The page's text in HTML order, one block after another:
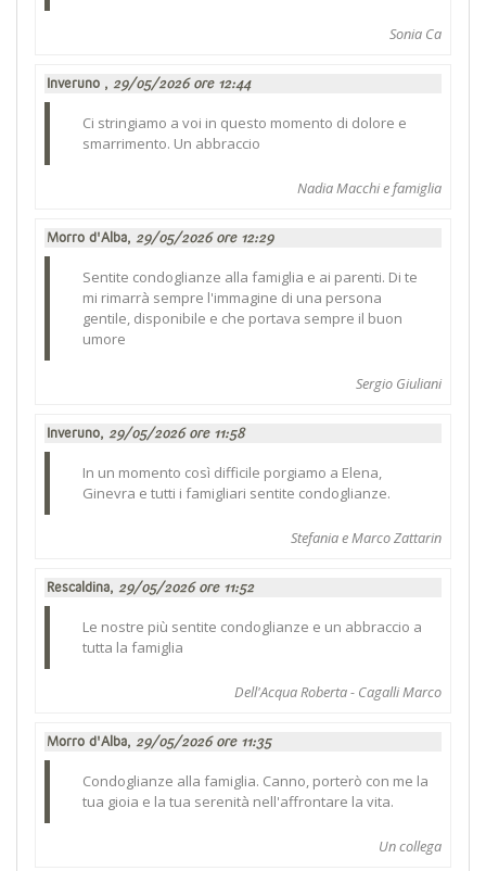
Sonia Ca
Inveruno , 29/05/2026 ore 12:44
Ci stringiamo a voi in questo momento di dolore e
smarrimento. Un abbraccio
Nadia Macchi e famiglia
Morro d'Alba, 29/05/2026 ore 12:29
Sentite condoglianze alla famiglia e ai parenti. Di te
mi rimarrà sempre l'immagine di una persona
gentile, disponibile e che portava sempre il buon
umore
Sergio Giuliani
Inveruno, 29/05/2026 ore 11:58
In un momento così difficile porgiamo a Elena,
Ginevra e tutti i famigliari sentite condoglianze.
Stefania e Marco Zattarin
Rescaldina, 29/05/2026 ore 11:52
Le nostre più sentite condoglianze e un abbraccio a
tutta la famiglia
Dell'Acqua Roberta - Cagalli Marco
Morro d'Alba, 29/05/2026 ore 11:35
Condoglianze alla famiglia. Canno, porterò con me la
tua gioia e la tua serenità nell'affrontare la vita.
Un collega